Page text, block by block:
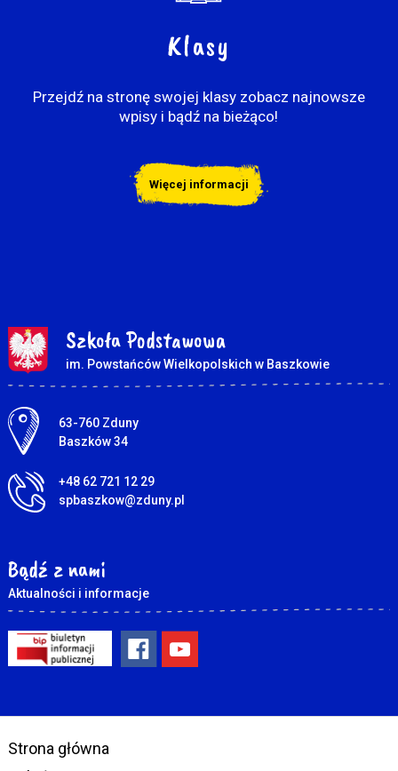
Klasy
Przejdź na stronę swojej klasy zobacz najnowsze
wpisy i bądź na bieżąco!
Więcej informacji
Szkoła Podstawowa
im. Powstańców Wielkopolskich w Baszkowie
Adres pocztowy:
63-760 Zduny
Baszków 34
+48 62 721 12 29
spbaszkow@zduny.pl
Bądź z nami
Aktualności i informacje
Strona główna